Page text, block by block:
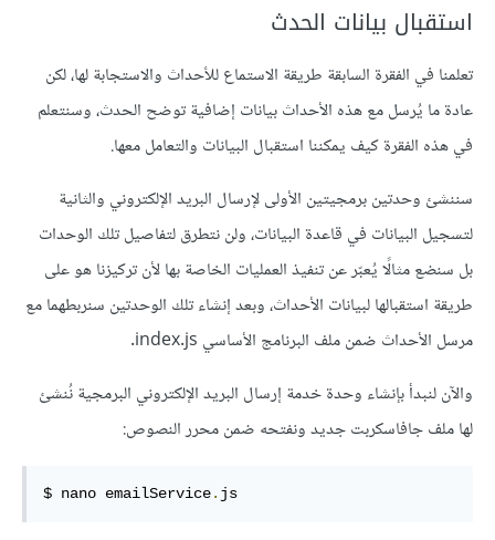
استقبال بيانات الحدث
تعلمنا في الفقرة السابقة طريقة الاستماع للأحداث والاستجابة لها، لكن
عادة ما يُرسل مع هذه الأحداث بيانات إضافية توضح الحدث، وسنتعلم
في هذه الفقرة كيف يمكننا استقبال البيانات والتعامل معها.
سننشئ وحدتين برمجيتين الأولى لإرسال البريد الإلكتروني والثانية
لتسجيل البيانات في قاعدة البيانات، ولن نتطرق لتفاصيل تلك الوحدات
بل سنضع مثالًا يُعبّر عن تنفيذ العمليات الخاصة بها لأن تركيزنا هو على
طريقة استقبالها لبيانات الأحداث، وبعد إنشاء تلك الوحدتين سنربطهما مع
مرسل الأحداث ضمن ملف البرنامج الأساسي ‎index.js‎.
والآن لنبدأ بإنشاء وحدة خدمة إرسال البريد الإلكتروني البرمجية نُنشئ
لها ملف جافاسكربت جديد ونفتحه ضمن محرر النصوص:
$ nano emailService. js